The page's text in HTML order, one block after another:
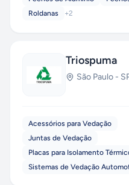
Roldanas
+2
Triospuma
São Paulo -
Acessórios para Vedação
Juntas de Vedação
Placas para Isolamento
Sistemas de Vedação